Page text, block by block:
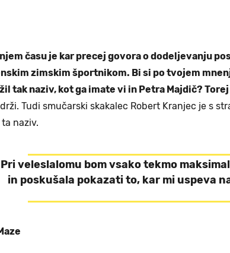
času je kar precej govora o dodeljevanju
zimskim športnikom. Bi si po tvojem
tak naziv, kot ga imate vi in Petra Majdič?
Tudi smučarski skakalec Robert Kranjec je s
naziv.
Pri veleslalomu bom vsako tekmo
in poskušala pokazati to, kar mi uspeva